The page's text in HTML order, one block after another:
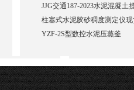
JJG交通187-2023水泥混凝土
柱塞式水泥胶砂稠度测定仪
YZF-2S型数控水泥压蒸釜